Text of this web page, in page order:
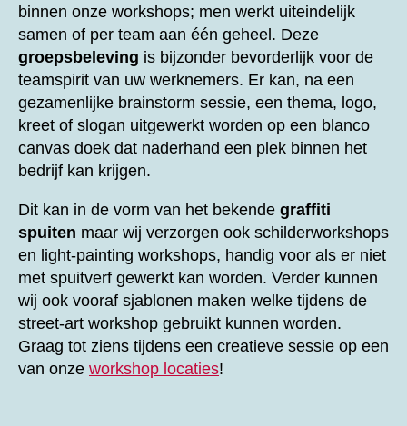
binnen onze workshops; men werkt uiteindelijk
samen of per team aan één geheel. Deze
groepsbeleving is bijzonder bevorderlijk voor de
teamspirit van uw werknemers. Er kan, na een
gezamenlijke brainstorm sessie, een thema, logo,
kreet of slogan uitgewerkt worden op een blanco
canvas doek dat naderhand een plek binnen het
bedrijf kan krijgen.
Dit kan in de vorm van het bekende graffiti
spuiten maar wij verzorgen ook schilderworkshops
en light-painting workshops, handig voor als er niet
met spuitverf gewerkt kan worden. Verder kunnen
wij ook vooraf sjablonen maken welke tijdens de
street-art workshop gebruikt kunnen worden.
Graag tot ziens tijdens een creatieve sessie op een
van onze workshop locaties!